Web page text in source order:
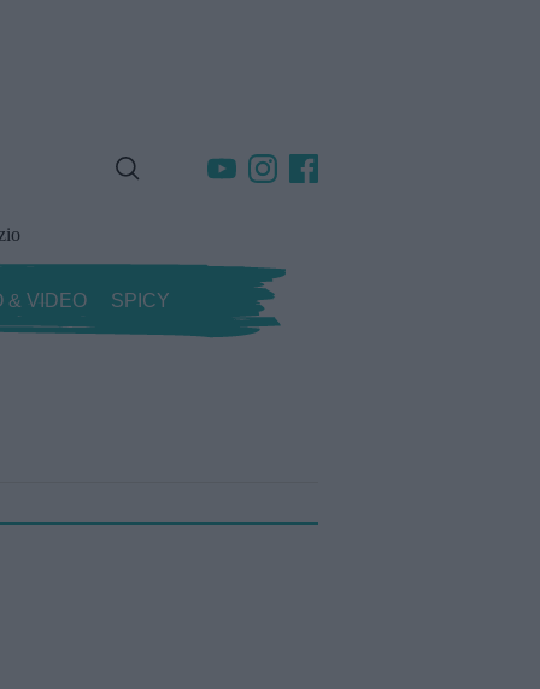
& VIDEO SPICY